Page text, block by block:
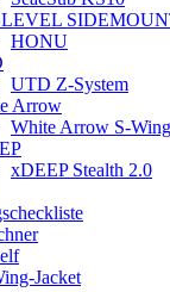
HONU
UTD Z-System
Arrow
White Arrow S-Wing
xDEEP Stealth 2.0
Jacket